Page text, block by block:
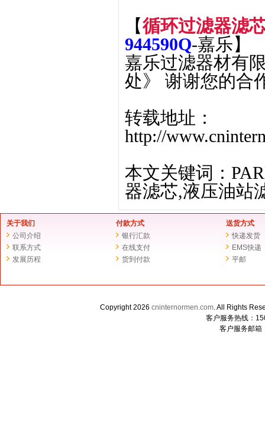
【循环过滤器滤
944590Q-嘉乐】
嘉乐过滤器材有
处》 谢谢您的合
转载地址：
http://
本文关键词：
器滤芯,液压油站
关于我们
公司介绍
联系方式
发展历程
付款方式
银行汇款
在线支付
货到付款
送货方式
快递发货
EMS快递
平邮
Copyright 2026 cninternormen.com. All Rights
客户服务热线：
客户服务邮箱